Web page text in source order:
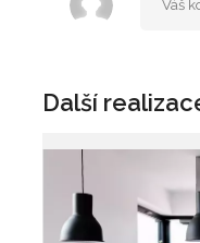
Další